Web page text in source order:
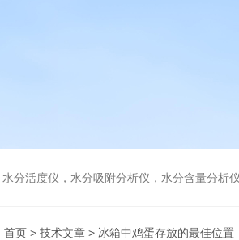
水分活度仪，水分吸附分析仪，水分含量分析仪
首页 > 技术文章 > 冰箱中鸡蛋存放的最佳位置